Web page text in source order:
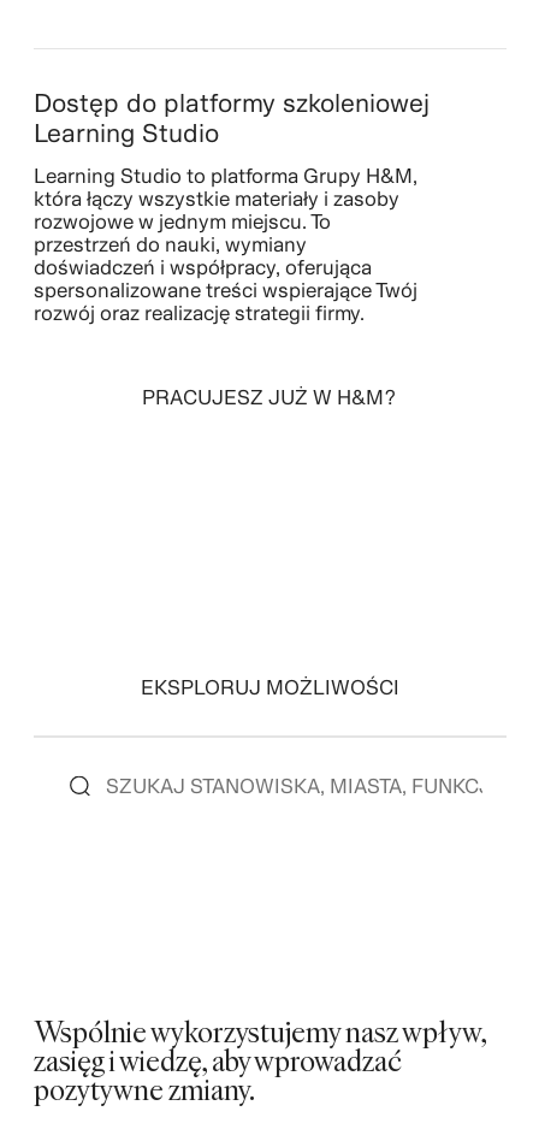
Dostęp do platformy szkoleniowej
Learning Studio
Learning Studio to platforma Grupy H&M,
która łączy wszystkie materiały i zasoby
rozwojowe w jednym miejscu. To
przestrzeń do nauki, wymiany
doświadczeń i współpracy, oferująca
spersonalizowane treści wspierające Twój
rozwój oraz realizację strategii firmy.
PRACUJESZ JUŻ W H&M?
EKSPLORUJ MOŻLIWOŚCI
Wspólnie wykorzystujemy nasz wpływ,
zasięg i wiedzę, aby wprowadzać
pozytywne zmiany.